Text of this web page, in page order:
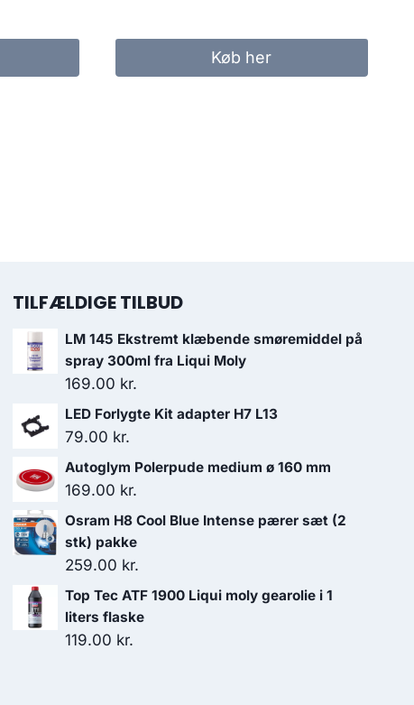
Køb her
TILFÆLDIGE TILBUD
LM 145 Ekstremt klæbende smøremiddel på
spray 300ml fra Liqui Moly
169.00 kr.
LED Forlygte Kit adapter H7 L13
79.00 kr.
Autoglym Polerpude medium ø 160 mm
169.00 kr.
Osram H8 Cool Blue Intense pærer sæt (2
stk) pakke
259.00 kr.
Top Tec ATF 1900 Liqui moly gearolie i 1
liters flaske
119.00 kr.